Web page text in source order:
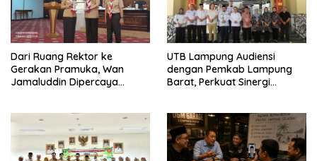
Dari Ruang Rektor ke
Gerakan Pramuka, Wan
Jamaluddin Dipercaya
UTB Lampung Audiensi
dengan Pemkab Lampung
Barat, Perkuat Sinergi